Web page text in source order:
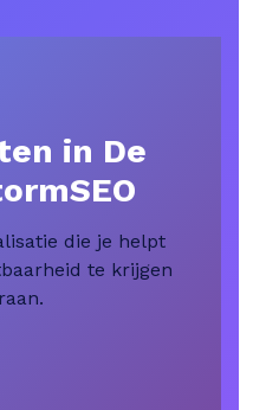
in De
die je helpt
te krijgen